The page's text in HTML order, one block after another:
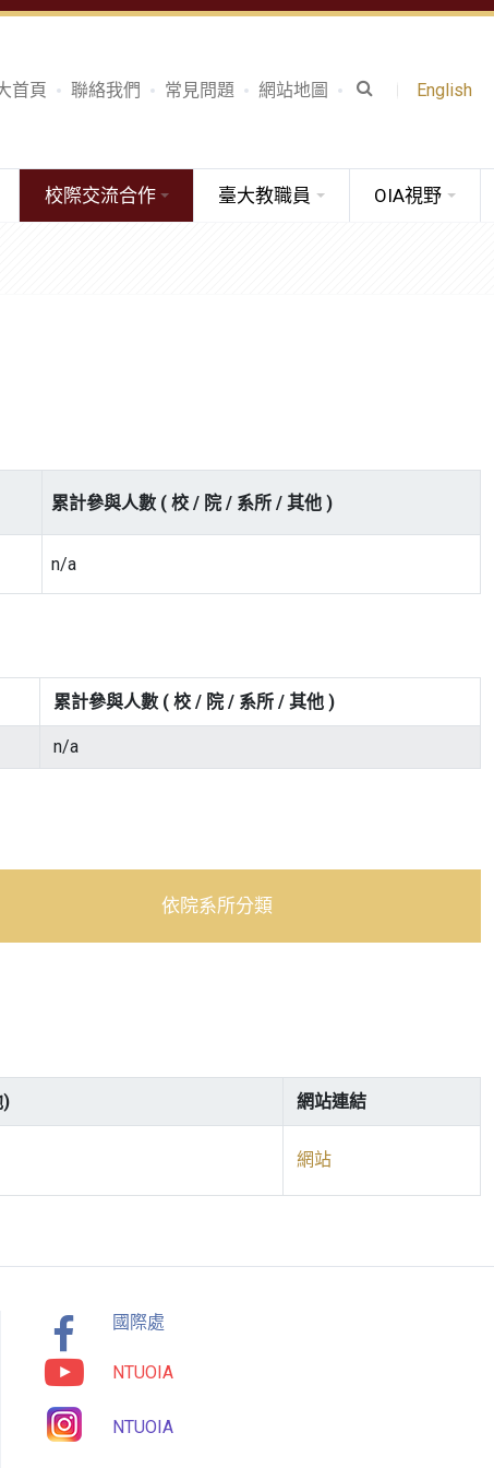
首頁 聯絡我們 常見問題 網站地圖 English
校際交流合作 臺大教職員 OIA視野
累計參與人數 ( 校 / 院 / 系所 / 其他 )
n/a
累計參與人數 ( 校 / 院 / 系所 / 其他 )
n/a
依院系所分類
) 網站連結
網站
國際處
NTUOIA
NTUOIA